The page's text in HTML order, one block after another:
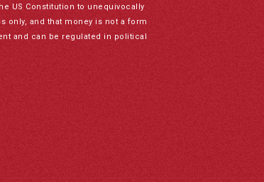
US Constitution to unequivocally
only, and that money is not a form
and can be regulated in political